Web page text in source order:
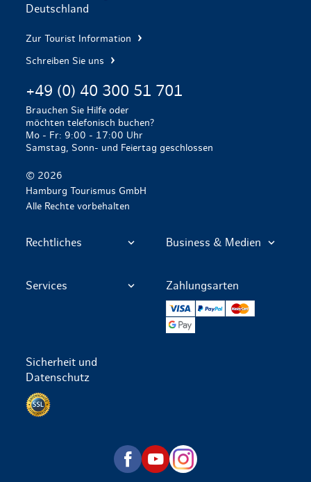
Deutschland
Zur Tourist Information
Schreiben Sie uns
+49 (0) 40 300 51 701
Brauchen Sie Hilfe oder
möchten telefonisch buchen?
Mo - Fr: 9:00 - 17:00 Uhr
Samstag, Sonn- und Feiertag geschlossen
© 2026
Hamburg Tourismus GmbH
Alle Rechte vorbehalten
Rechtliches Business & Medien
Services Zahlungsarten
VISA PayPal
Sicherheit und
Datenschutz